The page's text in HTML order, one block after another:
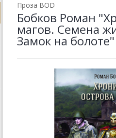
Проза BOD
Бобков Роман
магов. Семена
Замок на болоте"